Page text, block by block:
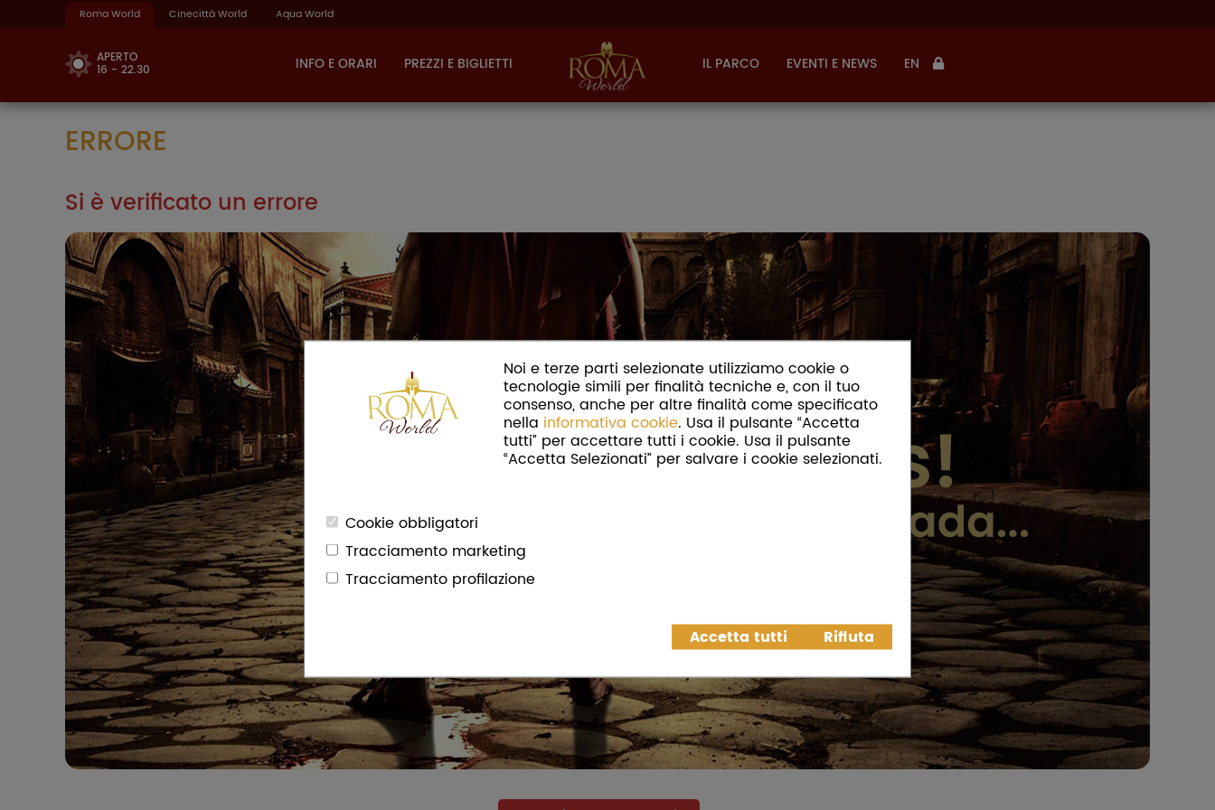
Noi e terze parti selezionate utilizziamo cookie o
tecnologie simili per finalità tecniche e, con il tuo
consenso, anche per altre finalità come specificato
nella informativa cookie. Usa il pulsante “Accetta
tutti” per accettare tutti i cookie. Usa il pulsante
“Accetta Selezionati” per salvare i cookie selezionati.
Cookie obbligatori
Tracciamento marketing
Tracciamento profilazione
Accetta tutti Rifiuta
Roma World Cinecittà World Aqua World
APERTO
16 - 22.30 INFO E ORARI PREZZI E BIGLIETTI IL PARCO EVENTI E NEWS EN
ERRORE
Si è verificato un errore